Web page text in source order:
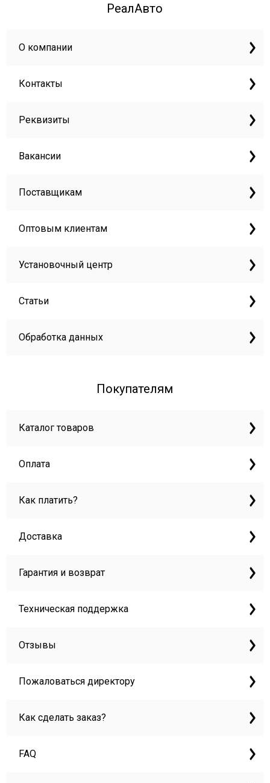
РеалАвто
О компании
Контакты
Реквизиты
Вакансии
Поставщикам
Оптовым клиентам
Установочный центр
Статьи
Обработка данных
Покупателям
Каталог товаров
Оплата
Как платить?
Доставка
Гарантия и возврат
Техническая поддержка
Отзывы
Пожаловаться директору
Как сделать заказ?
FAQ